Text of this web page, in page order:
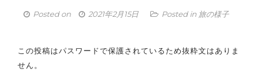
Posted on 2021年2月15日 Posted in 旅の様子
この投稿はパスワードで保護されているため抜粋文はありま
せん。